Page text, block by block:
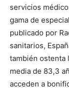
servicios
gama de
publicado por
sanitarios,
también ostenta
media de 83,3
acceden a